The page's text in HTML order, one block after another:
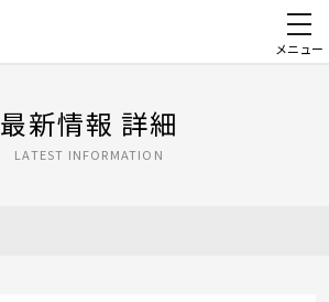
メニュー
最新情報 詳細
LATEST INFORMATION